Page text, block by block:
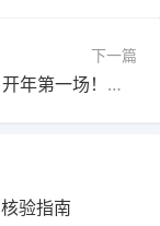
下一篇
下一篇：开年第一场！外媒分析任天堂2月大型直面会要来了
验指南